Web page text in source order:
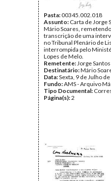
Pasta:00345.002.018
Assunto: Carta de Jorge
Mário Soares,
transcrição de uma
no Tribunal Plenário de
interrompida pelo
Lopes de Melo.
Remetente:Jorge Santos
Destinatário:Mário
Data:Sexta, 9 de Julho
Fundo:AMS - Arquivo
Tipo Documental:
Página(s):2